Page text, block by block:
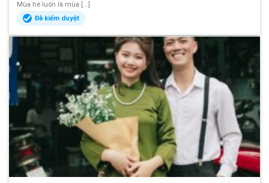
Mùa hè luôn là mùa [...]
Đã kiểm duyệt